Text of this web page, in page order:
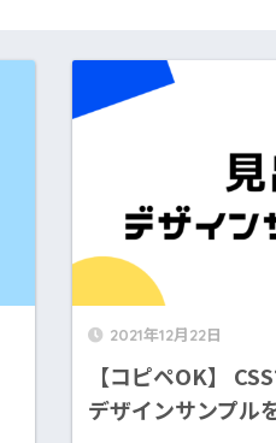
2021年12月22日
【コピペOK】
デザインサンプル